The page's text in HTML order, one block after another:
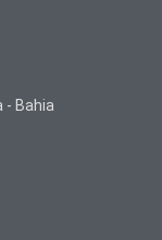
- Bahia